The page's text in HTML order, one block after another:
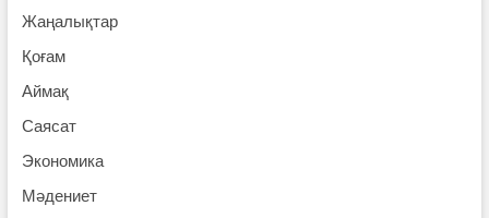
Жаңалықтар
Қоғам
Аймақ
Саясат
Экономика
Мәдениет